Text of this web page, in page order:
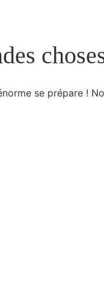
se prépare !